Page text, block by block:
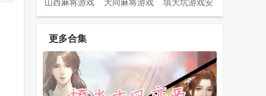
山西麻将游戏
安卓版
大同麻将游戏
安卓版
填大坑游戏安
卓版
山西扣点点游
戏手机版
同城游对调
app最新版
陕西麻将四人
麻将安卓版
更多合集